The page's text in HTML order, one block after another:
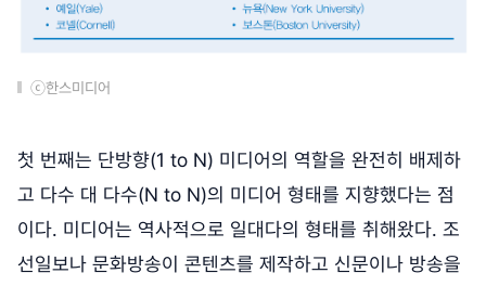
ⓒ한스미디어
첫 번째는 단방향(1 to N) 미디어의 역할을 완전히 배제하
고 다수 대 다수(N to N)의 미디어 형태를 지향했다는 점
이다. 미디어는 역사적으로 일대다의 형태를 취해왔다. 조
선일보나 문화방송이 콘텐츠를 제작하고 신문이나 방송을